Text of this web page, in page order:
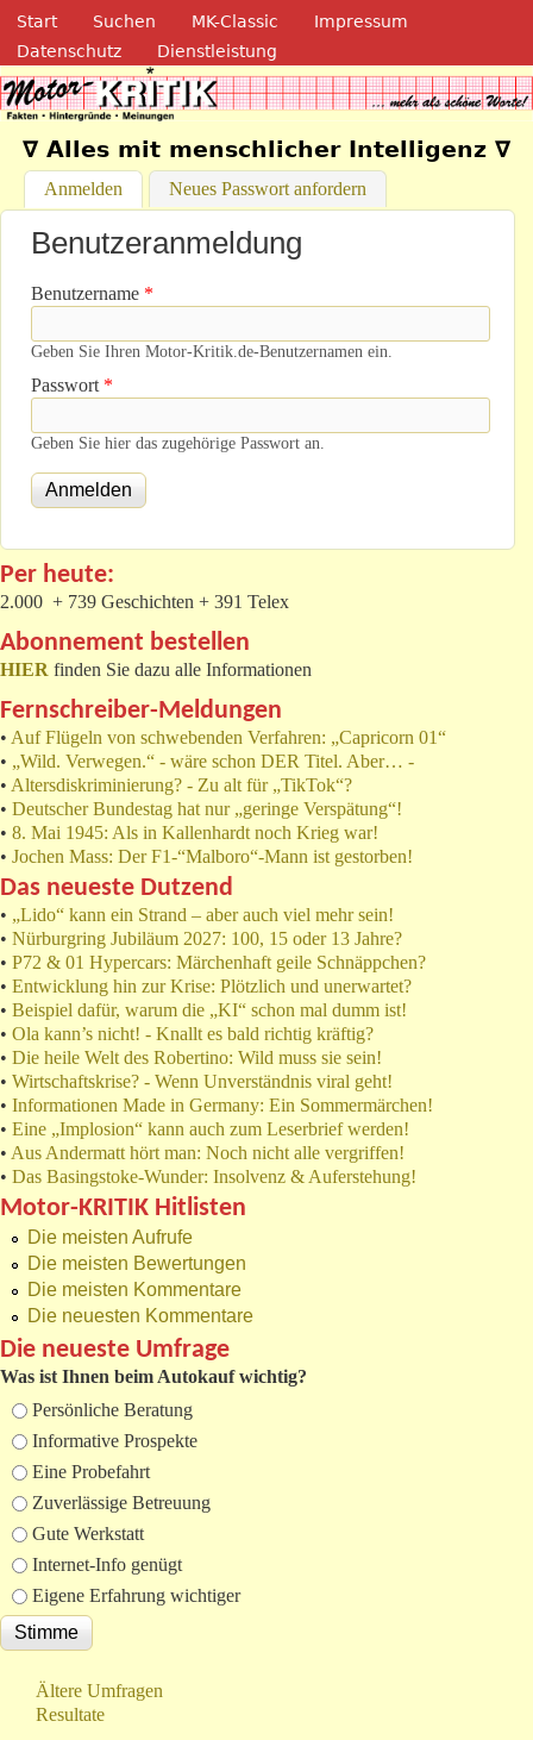
Direkt zum Inhalt
Navigation
Start Suchen MK-Classic
Impressum
Datenschutz
Dienstleistung
Motor-Kritik.de
∇ Alles mit menschlicher Intelligenz ∇
Anmelden (aktiver Reiter)
Neues Passwort anfordern
Benutzeranmeldung
Benutzername *
Geben Sie Ihren Motor-Kritik.de-Benutzernamen ein.
Passwort *
Geben Sie hier das zugehörige Passwort an.
Per heute:
2.000 + 739 Geschichten + 391 Telex
Abonnement bestellen
HIER finden Sie dazu alle Informationen
Fernschreiber-Meldungen
• Auf Flügeln von schwebenden Verfahren: „Capricorn 01“
• „Wild. Verwegen.“ - wäre schon DER Titel. Aber… -
• Altersdiskriminierung? - Zu alt für „TikTok“?
• Deutscher Bundestag hat nur „geringe Verspätung“!
• 8. Mai 1945: Als in Kallenhardt noch Krieg war!
• Jochen Mass: Der F1-“Malboro“-Mann ist gestorben!
Das neueste Dutzend
• „Lido“ kann ein Strand – aber auch viel mehr sein!
• Nürburgring Jubiläum 2027: 100, 15 oder 13 Jahre?
• P72 & 01 Hypercars: Märchenhaft geile Schnäppchen?
• Entwicklung hin zur Krise: Plötzlich und unerwartet?
• Beispiel dafür, warum die „KI“ schon mal dumm ist!
• Ola kann’s nicht! - Knallt es bald richtig kräftig?
• Die heile Welt des Robertino: Wild muss sie sein!
• Wirtschaftskrise? - Wenn Unverständnis viral geht!
• Informationen Made in Germany: Ein Sommermärchen!
• Eine „Implosion“ kann auch zum Leserbrief werden!
• Aus Andermatt hört man: Noch nicht alle vergriffen!
• Das Basingstoke-Wunder: Insolvenz & Auferstehung!
Motor-KRITIK Hitlisten
Die meisten Aufrufe
Die meisten Bewertungen
Die meisten Kommentare
Die neuesten Kommentare
Die neueste Umfrage
Was ist Ihnen beim Autokauf wichtig?
Auswahlmöglichkeiten
Persönliche Beratung
Informative Prospekte
Eine Probefahrt
Zuverlässige Betreuung
Gute Werkstatt
Internet-Info genügt
Eigene Erfahrung wichtiger
Ältere Umfragen
Resultate